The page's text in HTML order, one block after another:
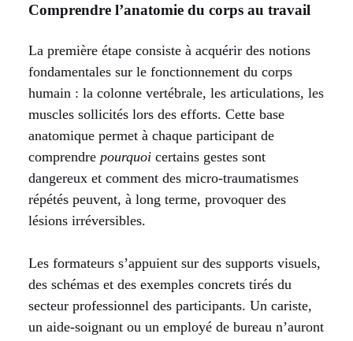
Comprendre l’anatomie du corps au travail
La première étape consiste à acquérir des notions
fondamentales sur le fonctionnement du corps
humain : la colonne vertébrale, les articulations, les
muscles sollicités lors des efforts. Cette base
anatomique permet à chaque participant de
comprendre pourquoi certains gestes sont
dangereux et comment des micro-traumatismes
répétés peuvent, à long terme, provoquer des
lésions irréversibles.
Les formateurs s’appuient sur des supports visuels,
des schémas et des exemples concrets tirés du
secteur professionnel des participants. Un cariste,
un aide-soignant ou un employé de bureau n’auront